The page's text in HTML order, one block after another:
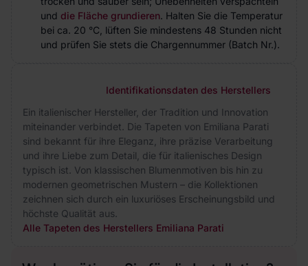
und die Fläche grundieren. Halten Sie die Temperatur
bei ca. 20 °C, lüften Sie mindestens 48 Stunden nicht
und prüfen Sie stets die Chargennummer (Batch Nr.).
Identifikationsdaten des Herstellers
Ein italienischer Hersteller, der Tradition und Innovation
miteinander verbindet. Die Tapeten von Emiliana Parati
sind bekannt für ihre Eleganz, ihre präzise Verarbeitung
und ihre Liebe zum Detail, die für italienisches Design
typisch ist. Von klassischen Blumenmotiven bis hin zu
modernen geometrischen Mustern – die Kollektionen
zeichnen sich durch ein luxuriöses Erscheinungsbild und
höchste Qualität aus.
Alle Tapeten des Herstellers Emiliana Parati